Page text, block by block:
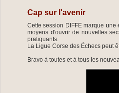
Cap sur l'avenir
Cette session DIFFE marque
moyens d'ouvrir de nouvelles
pratiquants.
La Ligue Corse des Échecs peut
Bravo à toutes et à tous les